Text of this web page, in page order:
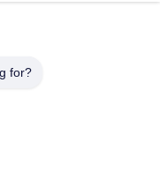
DX51-AZ150 di
delle bobine non
for?